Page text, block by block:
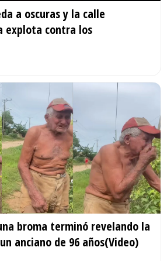
a oscuras y la calle
explota contra los
broma terminó revelando la
anciano de 96 años(Video)